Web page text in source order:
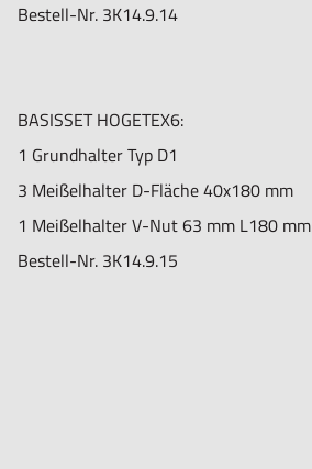
Bestell-Nr. 3K14.9.14
BASISSET HOGETEX6:
1 Grundhalter Typ D1
3 Meißelhalter D-Fläche 40x180 mm
1 Meißelhalter V-Nut 63 mm L180 mm
Bestell-Nr. 3K14.9.15